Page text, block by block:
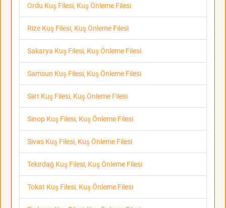
Ordu Kuş Filesi, Kuş Önleme Filesi
Rize Kuş Filesi, Kuş Önleme Filesi
Sakarya Kuş Filesi, Kuş Önleme Filesi
Samsun Kuş Filesi, Kuş Önleme Filesi
Siirt Kuş Filesi, Kuş Önleme Filesi
Sinop Kuş Filesi, Kuş Önleme Filesi
Sivas Kuş Filesi, Kuş Önleme Filesi
Tekirdağ Kuş Filesi, Kuş Önleme Filesi
Tokat Kuş Filesi, Kuş Önleme Filesi